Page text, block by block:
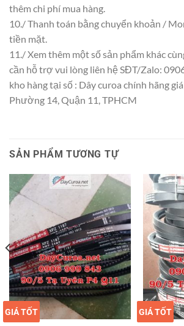
thêm chi phí mua hàng.
10./ Thanh toán bằng chuyển khoản /
tiền mặt.
11./ Xem thêm một số sản phẩm khác
cần hỗ trợ vui lòng liên hệ SĐT/Zalo:
kho hàng tại số : Dây curoa chính hãng
Phường 14, Quận 11, TPHCM
SẢN PHẨM TƯƠNG TỰ
GIÁ SỈ
GIÁ TỐT GIÁ SỈ
GIÁ TỐT